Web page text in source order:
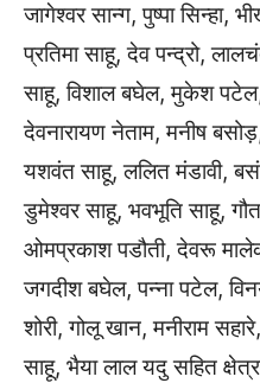
जागेश्वर सान्ग, पुष्पा सिन्हा,
प्रतिमा साहू, देव पन्द्रो,
साहू, विशाल बघेल, मुकेश पटेल,
देवनारायण नेताम, मनीष
यशवंत साहू, ललित मंडावी,
डुमेश्वर साहू, भवभूति साहू,
ओमप्रकाश पडौती, देवरू
जगदीश बघेल, पन्ना पटेल,
शोरी, गोलू खान, मनीराम
साहू, भैया लाल यदु सहित